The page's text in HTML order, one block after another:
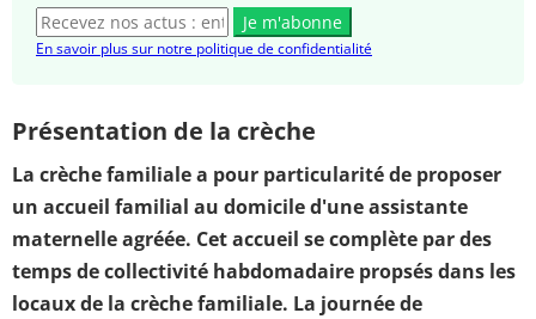
Je m'abonne
En savoir plus sur notre politique de confidentialité
Présentation de la crèche
La crèche familiale a pour particularité de proposer
un accueil familial au domicile d'une assistante
maternelle agréée. Cet accueil se complète par des
temps de collectivité habdomadaire propsés dans les
locaux de la crèche familiale. La journée de